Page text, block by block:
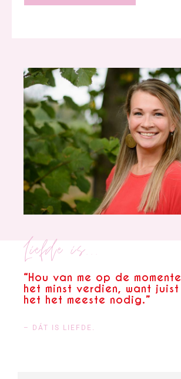
Liefde is...
“Hou van me op de
het minst verdien, want
het het meeste nodig.”
– DÁT IS LIEFDE.